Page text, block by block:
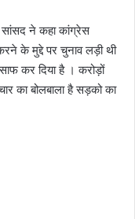
ने कहा कांग्रेस
के मुद्दे पर चुनाव लड़ी थी
कर दिया है । करोड़ों
का बोलबाला है सड़को का